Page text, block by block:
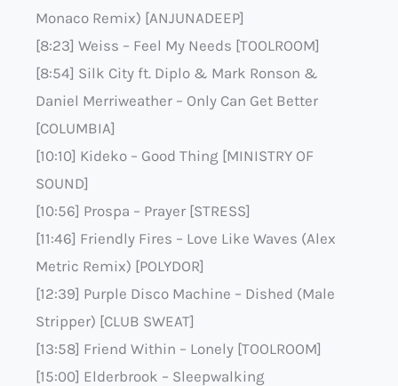
Monaco Remix) [ANJUNADEEP]
[8:23] Weiss – Feel My Needs [TOOLROOM]
[8:54] Silk City ft. Diplo & Mark Ronson &
Daniel Merriweather – Only Can Get Better
[COLUMBIA]
[10:10] Kideko – Good Thing [MINISTRY OF
SOUND]
[10:56] Prospa – Prayer [STRESS]
[11:46] Friendly Fires – Love Like Waves (Alex
Metric Remix) [POLYDOR]
[12:39] Purple Disco Machine – Dished (Male
Stripper) [CLUB SWEAT]
[13:58] Friend Within – Lonely [TOOLROOM]
[15:00] Elderbrook – Sleepwalking